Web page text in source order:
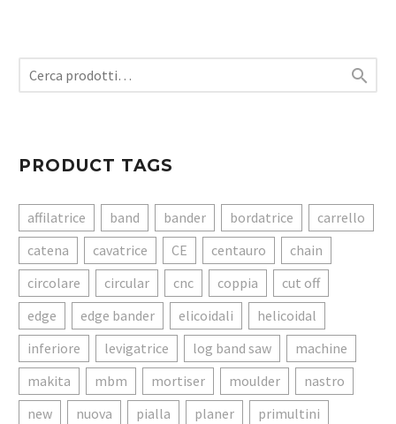

PRODUCT TAGS
affilatrice band bander bordatrice
carrello
catena
cavatrice CE centauro
chain
circolare
circular cnc coppia
cut off
edge
edge bander elicoidali
helicoidal
inferiore
levigatrice log band saw
machine
makita
mbm mortiser moulder
nastro
new
nuova pialla planer
primultini